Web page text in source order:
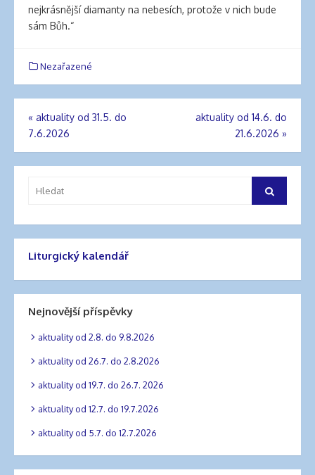
nejkrásnější diamanty na nebesích, protože v nich bude
sám Bůh.“
Nezařazené
Navigace
pro
« aktuality od 31.5. do
7.6.2026
aktuality od 14.6. do
21.6.2026 »
Hledat
Liturgický kalendář
Nejnovější příspěvky
aktuality od 2.8. do 9.8.2026
aktuality od 26.7. do 2.8.2026
aktuality od 19.7. do 26.7. 2026
aktuality od 12.7. do 19.7.2026
aktuality od 5.7. do 12.7.2026